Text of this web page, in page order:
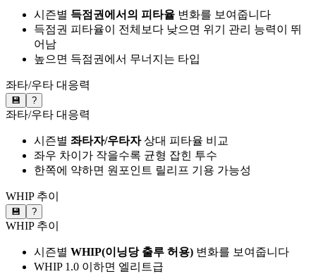
시즌별 득점권에서의 피타율 변화를 보여줍니다
득점권 피타율이 전체보다 낮으면 위기 관리 능력이 뛰
어남
높으면 득점권에서 무너지는 타입
좌타/우타 대응력
💾 ?
좌타/우타 대응력
시즌별 좌타자/우타자상대 피타율 비교
좌우 차이가 작을수록 균형 잡힌 투수
한쪽에 약하면 원포인트 릴리프 기용 가능성
WHIP 추이
💾 ?
WHIP 추이
시즌별 WHIP(이닝당 출루 허용) 변화를 보여줍니다
WHIP 1.0 이하면 엘리트급